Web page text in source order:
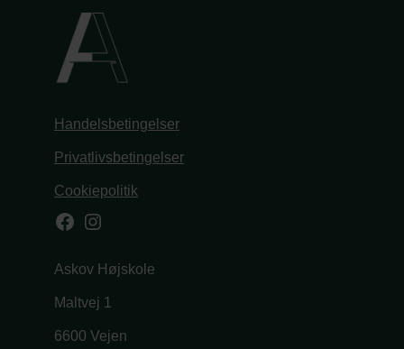
Handelsbetingelser
Privatlivsbetingelser
Cookiepolitik
Facebook
Instagram
Askov Højskole
Maltvej 1
6600 Vejen